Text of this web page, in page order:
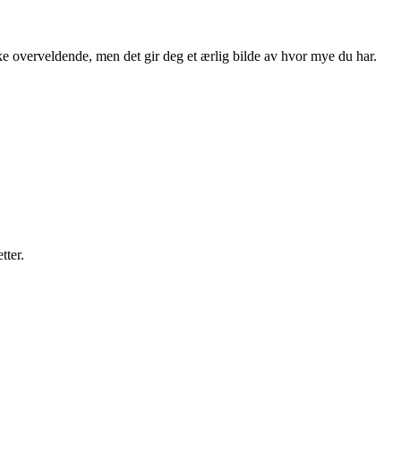
overveldende, men det gir deg et ærlig bilde av hvor mye du har.